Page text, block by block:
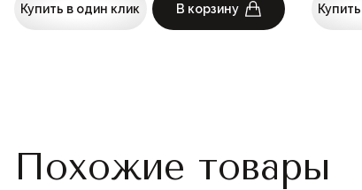
Купить в один клик В корзину
Похожие товары